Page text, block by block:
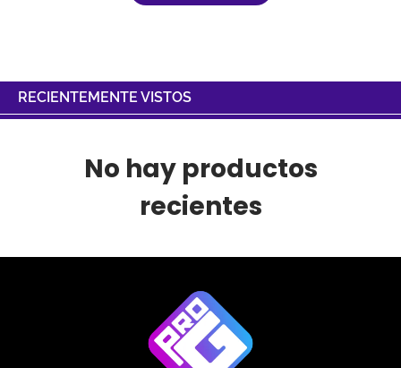
RECIENTEMENTE VISTOS
No hay productos
recientes